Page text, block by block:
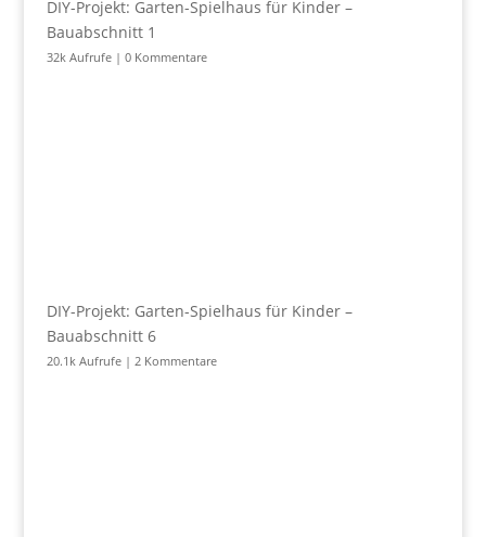
DIY-Projekt: Garten-Spielhaus für Kinder –
Bauabschnitt 1
32k Aufrufe| 0 Kommentare
DIY-Projekt: Garten-Spielhaus für Kinder –
Bauabschnitt 6
20.1k Aufrufe| 2 Kommentare